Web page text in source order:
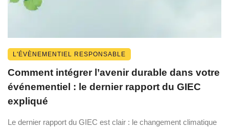
L'ÉVÈNEMENTIEL RESPONSABLE
Comment intégrer l’avenir durable dans votre
événementiel : le dernier rapport du GIEC
expliqué
Le dernier rapport du GIEC est clair : le changement climatique